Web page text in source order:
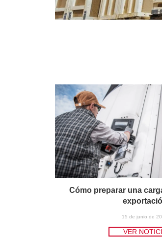
Cómo preparar una
15 de junio de
VER